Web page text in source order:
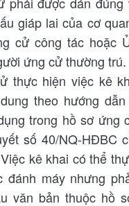
giáp lai của cơ
cử công tác hoặc
ứng cử thường trú.
thực hiện việc kê
theo hướng
trong hồ sơ ứng
số 40/NQ-HĐBC
kê khai có thể
đánh máy nhưng
văn bản thuộc hồ